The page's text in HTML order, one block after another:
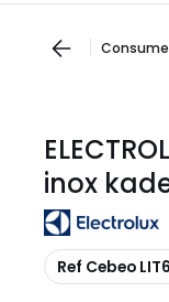
inox
Kopiëren
Ref Cebeo